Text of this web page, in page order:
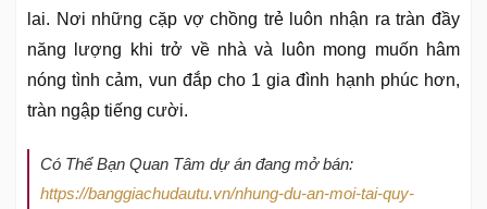
lai. Nơi những cặp vợ chồng trẻ luôn nhận ra tràn đầy
năng lượng khi trở về nhà và luôn mong muốn hâm
nóng tình cảm, vun đắp cho 1 gia đình hạnh phúc hơn,
tràn ngập tiếng cười.
Có Thể Bạn Quan Tâm dự án đang mở bán:
https://banggiachudautu.vn/nhung-du-an-moi-tai-quy-